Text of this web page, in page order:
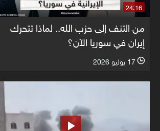
24:16
من التنف إلى حزب الله.. لماذا تتحرك
إيران في سوريا الآن؟
l 17 يوليو 2026